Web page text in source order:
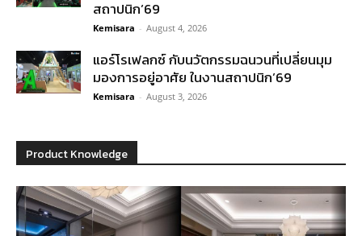
สถาปนิก’69
Kemisara - August 4, 2026
แอร์โรเฟลกซ์ กับนวัตกรรมฉนวนที่เปลี่ยนมุม
มองการอยู่อาศัย ในงานสถาปนิก’69
Kemisara - August 3, 2026
Product Knowledge